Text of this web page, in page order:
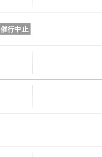
催行中止